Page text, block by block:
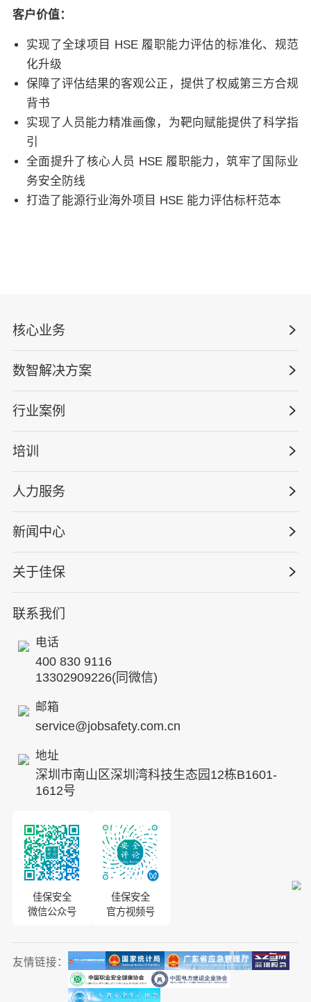
客户价值：
实现了全球项目 HSE 履职能力评估的标准化、规范
化升级
保障了评估结果的客观公正，提供了权威第三方合规
背书
实现了人员能力精准画像，为靶向赋能提供了科学指
引
全面提升了核心人员 HSE 履职能力，筑牢了国际业
务安全防线
打造了能源行业海外项目 HSE 能力评估标杆范本
联系我们
电话
400 830 9116
13302909226(同微信)
邮箱
service@jobsafety.com.cn
地址
深圳市南山区深圳湾科技生态园12栋B1601-
1612号
佳保安全
微信公众号
佳保安全
官方视频号
核心业务
数智安全科技
安全战略咨询
管理体系建设
安全技能提升
工程安全服务
巡查监督审计
HSE专家服务
数智解决方案
量化安全云
智慧化系统
智能终端
行业案例
政府安全监管
工程建设/地产物业
能源电力
仓储物流
水利水务
核电工程与运营
其他案例
培训
版权安全课程
行业定制课程
资质与专业技能版权课
国际证书课程
人力服务
高薪岗位
HSE 专家服务
人力资源服务
新闻中心
公司新闻
关于佳保
公司简介
企业文化
专家团队
发展历程
招贤纳士
ESG
8S安全服务联盟
投资者关系
友情链接：